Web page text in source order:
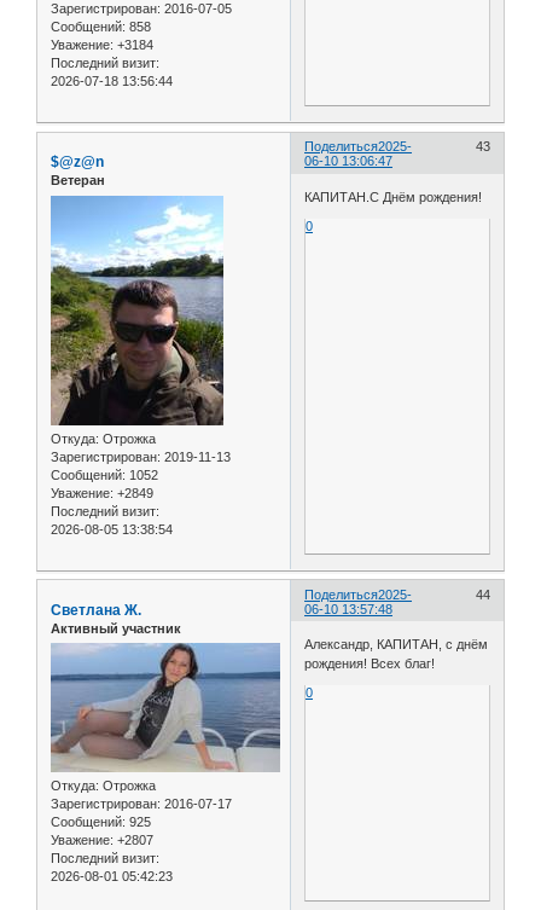
Зарегистрирован: 2016-07-05
Сообщений: 858
Уважение: +3184
Последний визит:
2026-07-18 13:56:44
Поделиться 43
2025-
06-10 13:06:47
$@z@n
Ветеран
Откуда: Отрожка
Зарегистрирован: 2019-11-13
Сообщений: 1052
Уважение: +2849
Последний визит:
2026-08-05 13:38:54
КАПИТАН.С Днём рождения!
0
Поделиться 44
2025-
06-10 13:57:48
Светлана Ж.
Активный участник
Откуда: Отрожка
Зарегистрирован: 2016-07-17
Сообщений: 925
Уважение: +2807
Последний визит:
2026-08-01 05:42:23
Александр, КАПИТАН, с днём
рождения! Всех благ!
0